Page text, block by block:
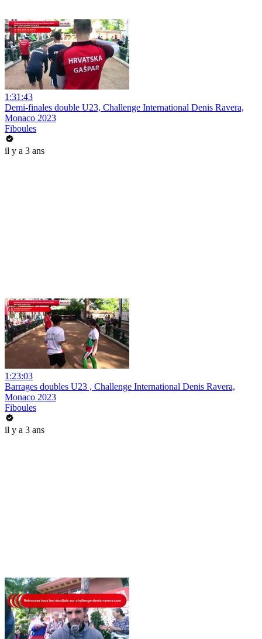
1:31:43
Demi-finales double U23, Challenge International Denis Ravera,
Monaco 2023
Fiboules
il y a 3 ans
1:23:03
Barrages doubles U23 , Challenge International Denis Ravera,
Monaco 2023
Fiboules
il y a 3 ans